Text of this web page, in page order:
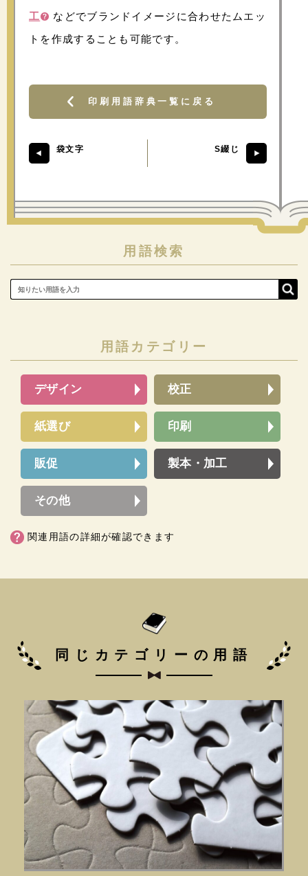
工
などでブランドイメージに合わせたムエッ
トを作成することも可能です。
印刷用語辞典一覧に戻る
袋文字 S綴じ
用語検索
用語カテゴリー
デザイン 校正
紙選び 印刷
販促 製本・加工
その他
関連用語の詳細が確認できます
同じカテゴリーの用語